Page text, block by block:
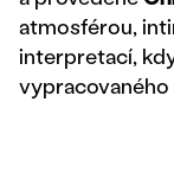
atmosférou,
interpretací,